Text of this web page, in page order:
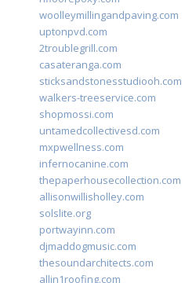
woolleymillingandpaving.com
uptonpvd.com
2troublegrill.com
casateranga.com
sticksandstonesstudiooh.com
walkers-treeservice.com
shopmossi.com
untamedcollectivesd.com
mxpwellness.com
infernocanine.com
thepaperhousecollection.com
allisonwillisholley.com
solslite.org
portwayinn.com
djmaddogmusic.com
thesoundarchitects.com
allin1roofing.com